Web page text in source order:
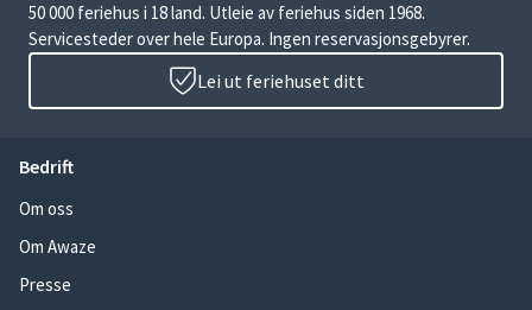
50 000 feriehus i 18 land. Utleie av feriehus siden 1968.
Servicesteder over hele Europa. Ingen reservasjonsgebyrer.
Lei ut feriehuset ditt
Bedrift
Om oss
Om Awaze
Presse